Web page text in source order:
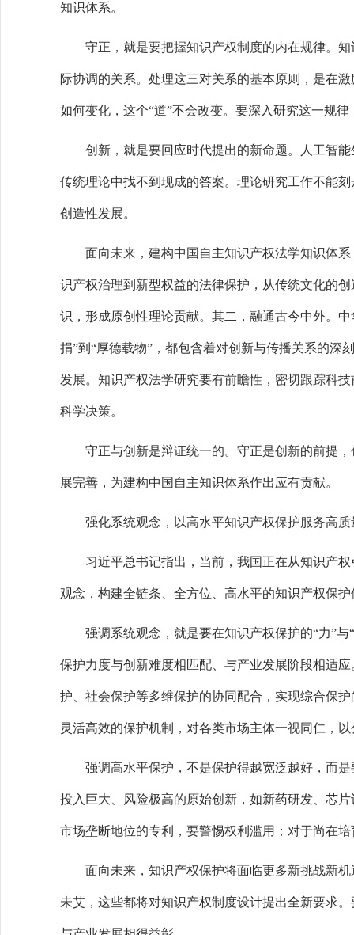
知识体系。
守正，就是要把握知识产权制度的内在规律。知
际协调的关系。处理这三对关系的基本原则，是在
如何变化，这个“道”不会改变。要深入研究这一规
创新，就是要回应时代提出的新命题。人工智能
传统理论中找不到现成的答案。理论研究工作不能
创造性发展。
面向未来，建构中国自主知识产权法学知识体系
识产权治理到新型权益的法律保护，从传统文化的
识，形成原创性理论贡献。其二，融通古今中外。
捐”到“厚德载物”，都包含着对创新与传播关系的
发展。知识产权法学研究要有前瞻性，密切跟踪科
科学决策。
守正与创新是辩证统一的。守正是创新的前提，
展完善，为建构中国自主知识体系作出应有贡献。
强化系统观念，以高水平知识产权保护服务高质
习近平总书记指出，当前，我国正在从知识产权
观念，构建全链条、全方位、高水平的知识产权保护
强调系统观念，就是要在知识产权保护的“力”与“
保护力度与创新难度相匹配、与产业发展阶段相适
护、社会保护等多维保护的协同配合，实现综合保
灵活高效的保护机制，对各类市场主体一视同仁，
强调高水平保护，不是保护得越宽泛越好，而是
投入巨大、风险极高的原始创新，如新药研发、芯
市场垄断地位的专利，要警惕权利滥用；对于尚在
面向未来，知识产权保护将面临更多新挑战新机
未艾，这些都将对知识产权制度设计提出全新要求